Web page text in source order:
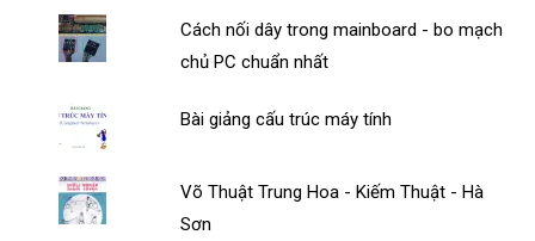
Cách nối dây trong mainboard - bo mạch
chủ PC chuẩn nhất
Bài giảng cấu trúc máy tính
Võ Thuật Trung Hoa - Kiếm Thuật - Hà
Sơn